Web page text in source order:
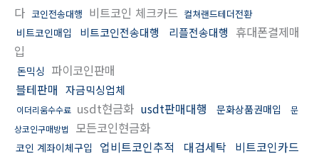
다 코인전송대행 비트코인 체크카드 컬쳐랜드테더전환
비트코인매입 비트코인전송대행 리플전송대행
휴대폰결제매
입
돈믹싱 파이코인판매
블테판매 자금믹싱업체
이더리움수수료 usdt현금화 usdt판매대행 문화상품권매입
문
상코인구매방법
모든코인현금화
코인 계좌이체구입 업비트코인추적 대검세탁 비트코인카드